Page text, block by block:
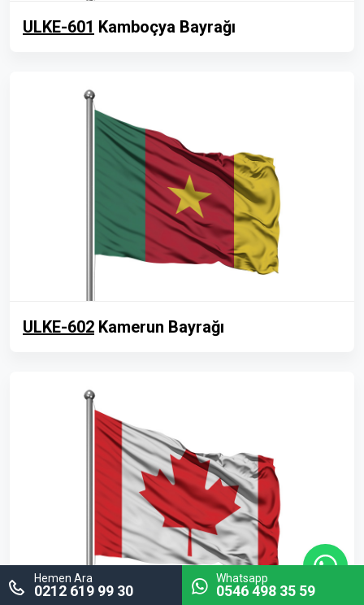
ULKE-601 Kamboçya Bayrağı
ULKE-602 Kamerun Bayrağı
Hemen Ara
0212 619 99 30
Whatsapp
0546 498 35 59